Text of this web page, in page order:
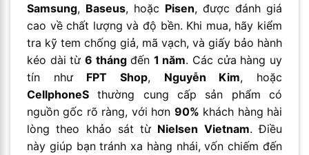
Samsung, Baseus, hoặc Pisen, được đánh giá
cao về chất lượng và độ bền. Khi mua, hãy kiểm
tra kỹ tem chống giả, mã vạch, và giấy bảo hành
kéo dài từ 6 thángđến 1 năm. Các cửa hàng uy
tín như FPT Shop, Nguyễn Kim, hoặc
CellphoneS thường cung cấp sản phẩm có
nguồn gốc rõ ràng, với hơn 90% khách hàng hài
lòng theo khảo sát từ Nielsen Vietnam. Điều
này giúp bạn tránh xa hàng nhái, vốn chiếm đến